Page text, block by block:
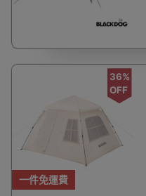
一件免運費
36%
OFF